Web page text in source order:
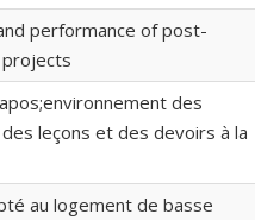
performance of post-
des
leçons et des devoirs à la
au logement de basse